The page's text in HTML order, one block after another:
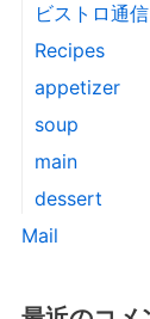
ビストロ通信
Recipes
appetizer
soup
main
dessert
Mail